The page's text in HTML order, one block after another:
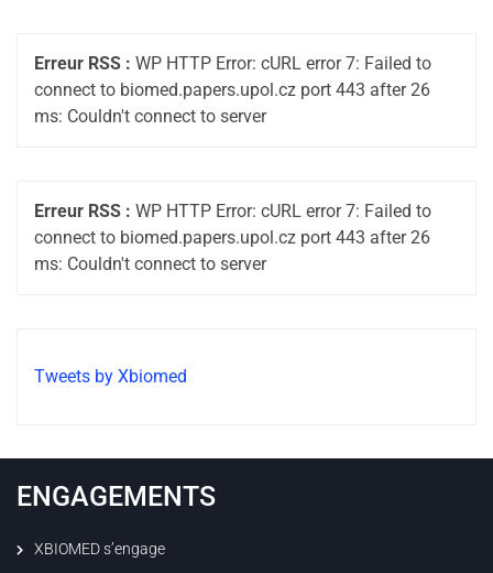
Erreur RSS : WP HTTP Error: cURL error 7: Failed to
connect to biomed.papers.upol.cz port 443 after 26
ms: Couldn't connect to server
Erreur RSS : WP HTTP Error: cURL error 7: Failed to
connect to biomed.papers.upol.cz port 443 after 26
ms: Couldn't connect to server
Tweets by Xbiomed
ENGAGEMENTS
XBIOMED s’engage